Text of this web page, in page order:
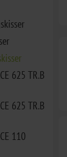
625 TR.B
625 TR.B
110